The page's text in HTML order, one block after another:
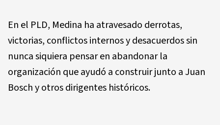
En el PLD, Medina ha atravesado derrotas,
victorias, conflictos internos y desacuerdos sin
nunca siquiera pensar en abandonar la
organización que ayudó a construir junto a Juan
Bosch y otros dirigentes históricos.